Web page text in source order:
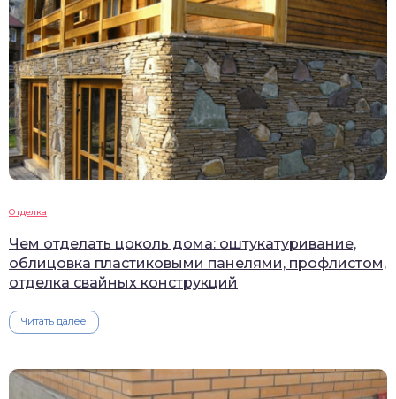
Отделка
Чем отделать цоколь дома: оштукатуривание,
облицовка пластиковыми панелями, профлистом,
отделка свайных конструкций
Читать далее